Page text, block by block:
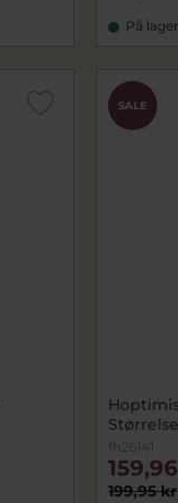
På lager
SALE
fh26141
199,95 kr